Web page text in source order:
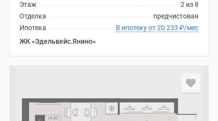
2 из 8
Этаж
предчистовая
Отделка
В ипотеку от 20 233 ₽/мес
Ипотека
ЖК «Эдельвейс.Янино»